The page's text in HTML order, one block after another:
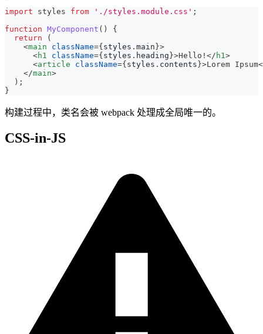
import
styles from './styles.module.css' ;
function MyComponent ( )
{
return
(
<main className={ styles . main }>
<h1 className={ styles . heading }>Hello! </ h1 >
<article className={ styles . contents }>Lorem Ipsum
</main>
) ;
}
构建过程中，类名会被 webpack 处理成全局唯一的。
CSS-in-JS